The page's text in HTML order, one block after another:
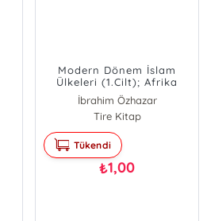
Modern Dönem İslam
Ülkeleri (1.Cilt); Afrika
İbrahim Özhazar
İsa Elbinsoy
Tire Kitap
Tükendi
₺1,00